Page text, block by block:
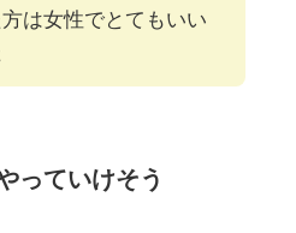
は女性でとてもいい
っていけそう